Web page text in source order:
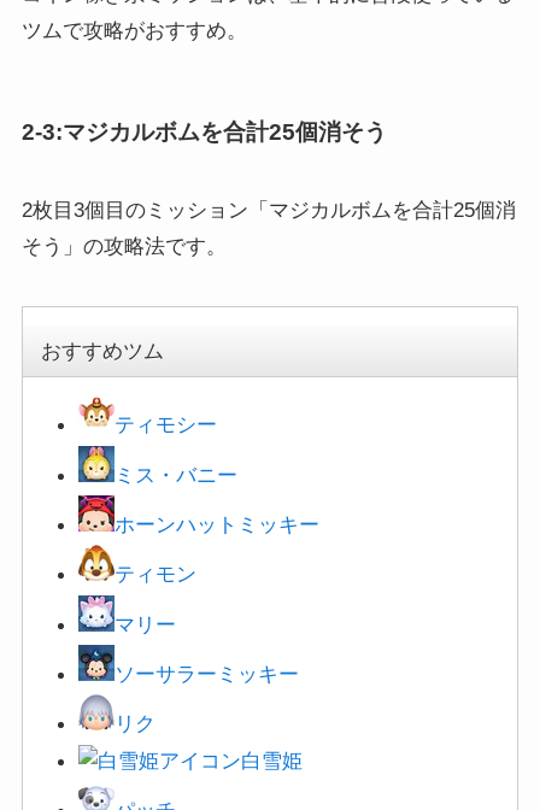
ツムで攻略がおすすめ。
2-3:マジカルボムを合計25個消そう
2枚目3個目のミッション「マジカルボムを合計25個消
そう」の攻略法です。
おすすめツム
ティモシー
ミス・バニー
ホーンハットミッキー
ティモン
マリー
ソーサラーミッキー
リク
白雪姫